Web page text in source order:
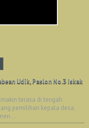
Udik, Paslon No.3 Iskak
terasa di tengah
pemilihan kepala desa.